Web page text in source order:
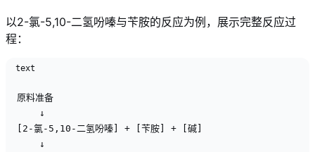
以2-氯-5,10-二氢吩嗪与苄胺的反应为例，展示完整反应过
程：
text
原料准备
↓
[2-氯-5,10-二氢吩嗪] + [苄胺] + [碱]
↓